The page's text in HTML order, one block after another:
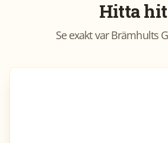
Hitta hit
Se exakt varBrämhults